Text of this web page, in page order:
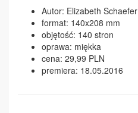
Autor: Elizabeth Schaefer
format: 140x208 mm
objętość: 140 stron
oprawa: miękka
cena: 29,99 PLN
premiera: 18.05.2016